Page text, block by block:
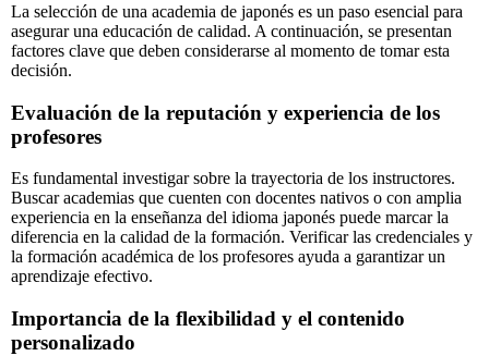
La selección de una academia de japonés es un paso esencial para
asegurar una educación de calidad. A continuación, se presentan
factores clave que deben considerarse al momento de tomar esta
decisión.
Evaluación de la reputación y experiencia de los
profesores
Es fundamental investigar sobre la trayectoria de los instructores.
Buscar academias que cuenten con docentes nativos o con amplia
experiencia en la enseñanza del idioma japonés puede marcar la
diferencia en la calidad de la formación. Verificar las credenciales y
la formación académica de los profesores ayuda a garantizar un
aprendizaje efectivo.
Importancia de la flexibilidad y el contenido
personalizado